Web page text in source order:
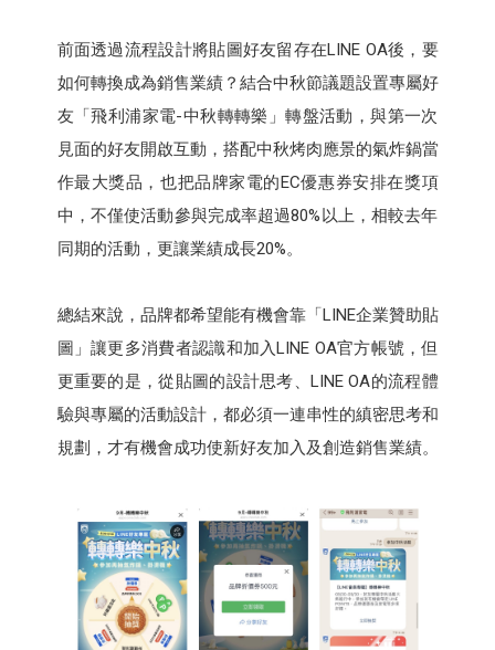
前面透過流程設計將貼圖好友留存在LINE OA後，要
如何轉換成為銷售業績？結合中秋節議題設置專屬好
友「飛利浦家電-中秋轉轉樂」轉盤活動，與第一次
見面的好友開啟互動，搭配中秋烤肉應景的氣炸鍋當
作最大獎品，也把品牌家電的EC優惠券安排在獎項
中，不僅使活動參與完成率超過80%以上，相較去年
同期的活動，更讓業績成長20%。
總結來說，品牌都希望能有機會靠「LINE企業贊助貼
圖」讓更多消費者認識和加入LINE OA官方帳號，但
更重要的是，從貼圖的設計思考、LINE OA的流程體
驗與專屬的活動設計，都必須一連串性的縝密思考和
規劃，才有機會成功使新好友加入及創造銷售業績。